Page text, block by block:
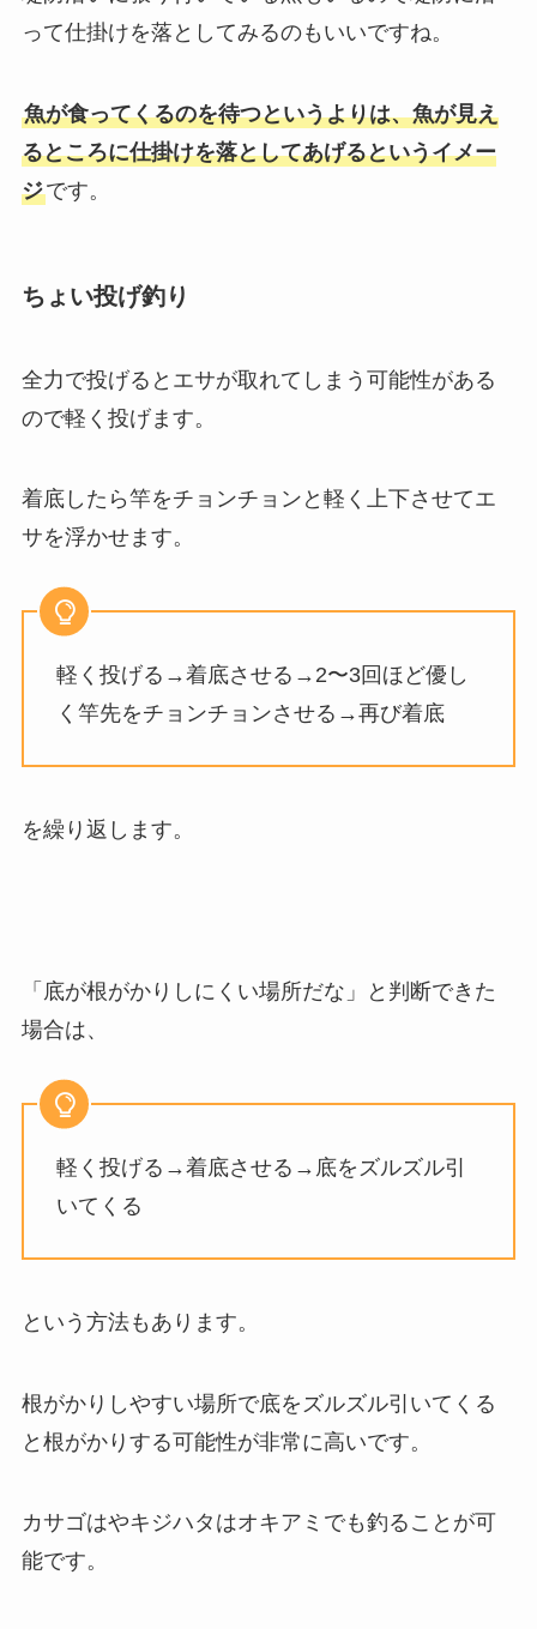
って仕掛けを落としてみるのもいいですね。
魚が食ってくるのを待つというよりは、魚が見え
るところに仕掛けを落としてあげるというイメー
ジです。
ちょい投げ釣り
全力で投げるとエサが取れてしまう可能性がある
ので軽く投げます。
着底したら竿をチョンチョンと軽く上下させてエ
サを浮かせます。
軽く投げる→着底させる→2〜3回ほど優し
く竿先をチョンチョンさせる→再び着底
を繰り返します。
「底が根がかりしにくい場所だな」と判断できた
場合は、
軽く投げる→着底させる→底をズルズル引
いてくる
という方法もあります。
根がかりしやすい場所で底をズルズル引いてくる
と根がかりする可能性が非常に高いです。
カサゴはやキジハタはオキアミでも釣ることが可
能です。